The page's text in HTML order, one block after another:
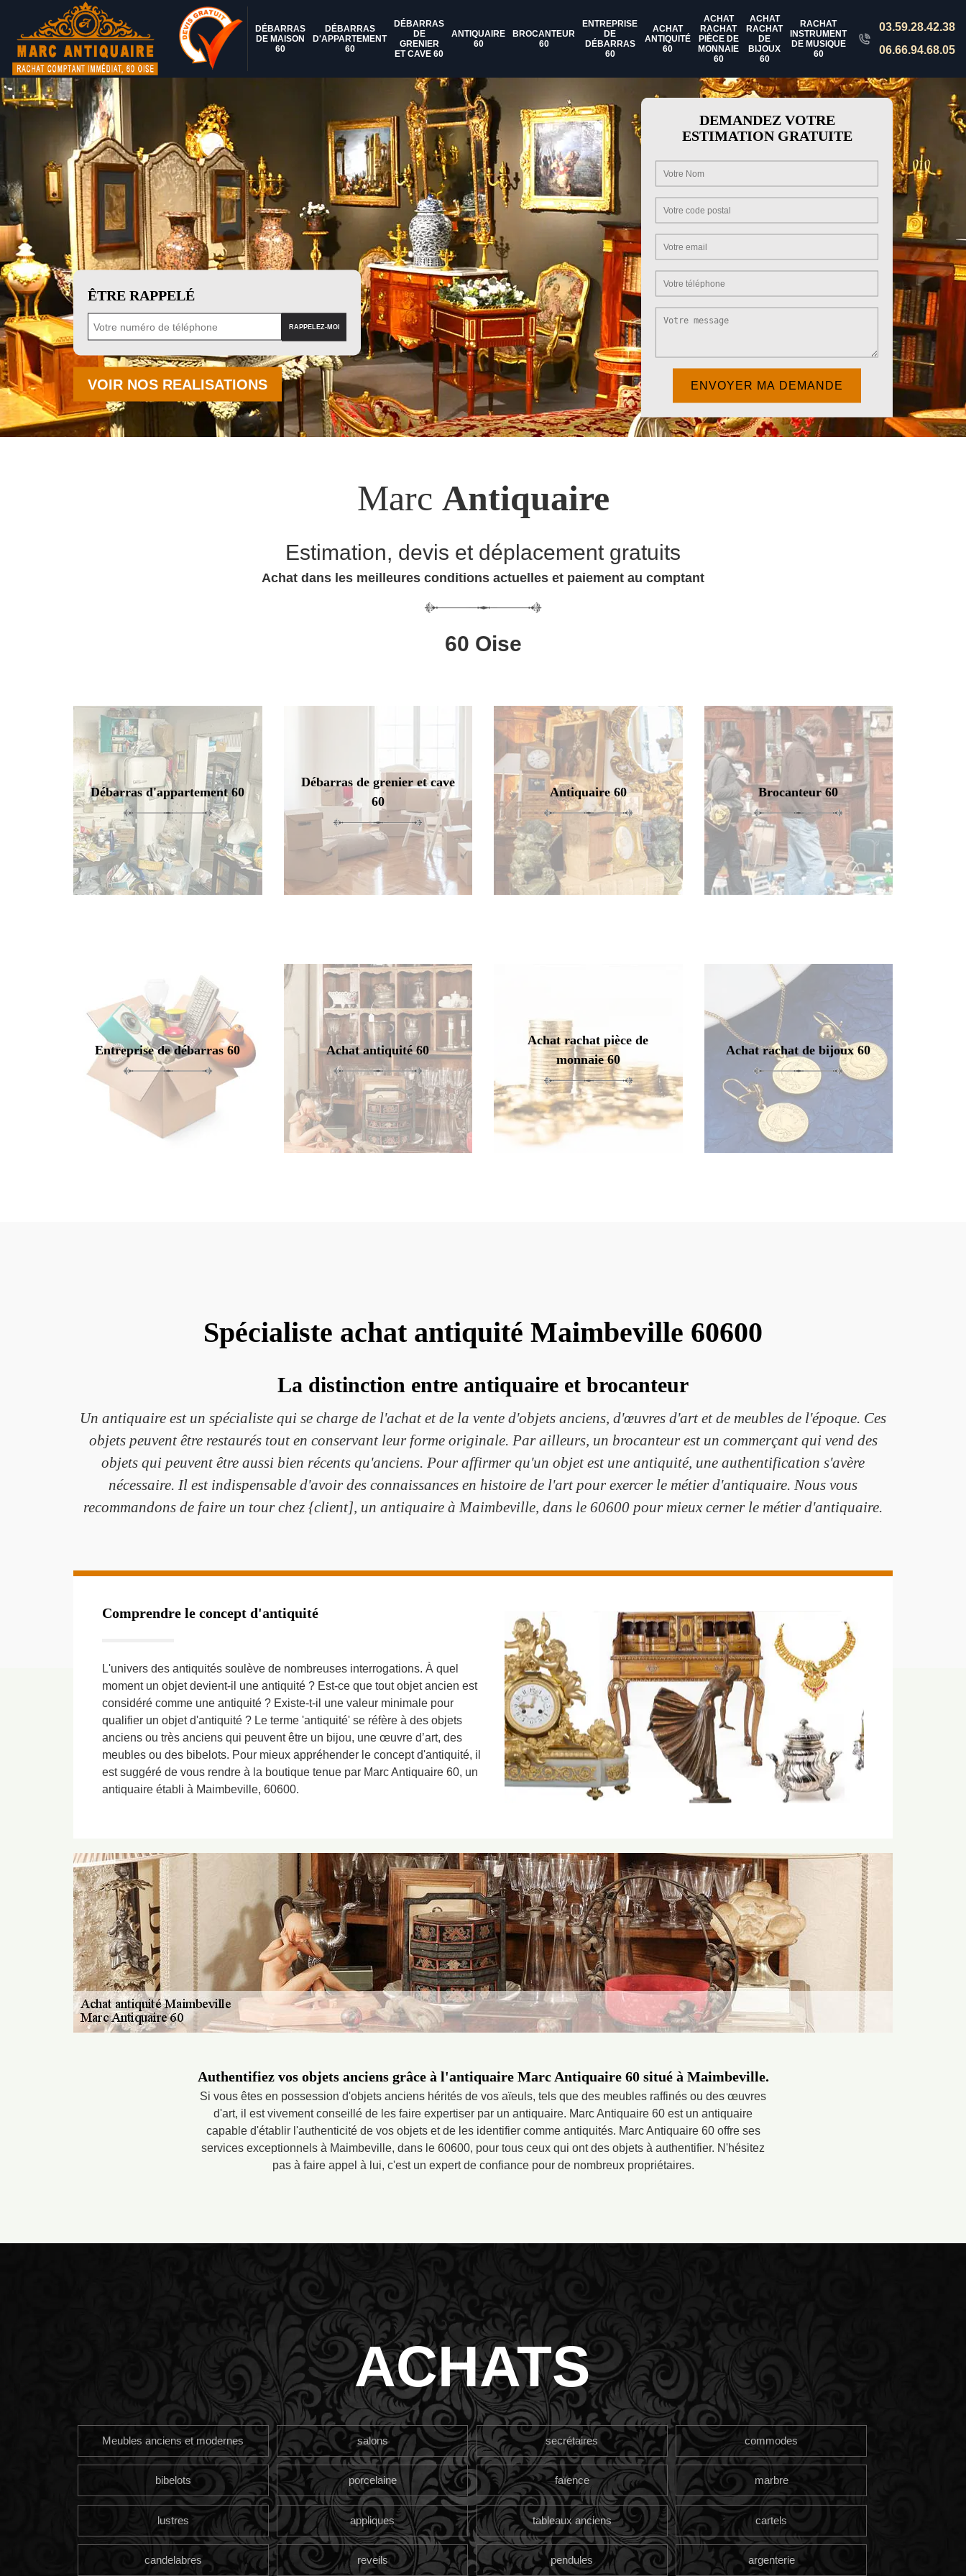
DÉBARRAS
DE MAISON
60
DÉBARRAS
D'APPARTEMENT
60
DÉBARRAS
DE
GRENIER
ET CAVE 60
ANTIQUAIRE
60
BROCANTEUR
60
ENTREPRISE
DE
DÉBARRAS
60
ACHAT
ANTIQUITÉ
60
ACHAT
RACHAT
PIÈCE DE
MONNAIE
60
ACHAT
RACHAT
DE
BIJOUX
60
RACHAT
INSTRUMENT
DE MUSIQUE
60
03.59.28.42.38
06.66.94.68.05
ÊTRE RAPPELÉ
VOIR NOS REALISATIONS
DEMANDEZ VOTRE
ESTIMATION GRATUITE
Marc Antiquaire
Estimation, devis et déplacement gratuits
Achat dans les meilleures conditions actuelles et paiement au comptant
60 Oise
Débarras d'appartement 60
Débarras de grenier et cave
60
Antiquaire 60 Brocanteur 60
Entreprise de débarras 60 Achat antiquité 60
Achat rachat pièce de
monnaie 60
Achat rachat de bijoux 60
Spécialiste achat antiquité Maimbeville 60600
La distinction entre antiquaire et brocanteur
Un antiquaire est un spécialiste qui se charge de l'achat et de la vente d'objets anciens, d'œuvres d'art et de meubles de l'époque. Ces
objets peuvent être restaurés tout en conservant leur forme originale. Par ailleurs, un brocanteur est un commerçant qui vend des
objets qui peuvent être aussi bien récents qu'anciens. Pour affirmer qu'un objet est une antiquité, une authentification s'avère
nécessaire. Il est indispensable d'avoir des connaissances en histoire de l'art pour exercer le métier d'antiquaire. Nous vous
recommandons de faire un tour chez {client], un antiquaire à Maimbeville, dans le 60600 pour mieux cerner le métier d'antiquaire.
Comprendre le concept d'antiquité
L'univers des antiquités soulève de nombreuses interrogations. À quel
moment un objet devient-il une antiquité ? Est-ce que tout objet ancien est
considéré comme une antiquité ? Existe-t-il une valeur minimale pour
qualifier un objet d'antiquité ? Le terme 'antiquité' se réfère à des objets
anciens ou très anciens qui peuvent être un bijou, une œuvre d’art, des
meubles ou des bibelots. Pour mieux appréhender le concept d'antiquité, il
est suggéré de vous rendre à la boutique tenue par Marc Antiquaire 60, un
antiquaire établi à Maimbeville, 60600.
Authentifiez vos objets anciens grâce à l'antiquaire Marc Antiquaire 60 situé à Maimbeville.
Si vous êtes en possession d'objets anciens hérités de vos aïeuls, tels que des meubles raffinés ou des œuvres
d'art, il est vivement conseillé de les faire expertiser par un antiquaire. Marc Antiquaire 60 est un antiquaire
capable d'établir l'authenticité de vos objets et de les identifier comme antiquités. Marc Antiquaire 60 offre ses
services exceptionnels à Maimbeville, dans le 60600, pour tous ceux qui ont des objets à authentifier. N'hésitez
pas à faire appel à lui, c'est un expert de confiance pour de nombreux propriétaires.
ACHATS
Meubles anciens et modernes salons secrétaires commodes
bibelots porcelaine faïence marbre
lustres appliques tableaux anciens cartels
candelabres reveils pendules argenterie